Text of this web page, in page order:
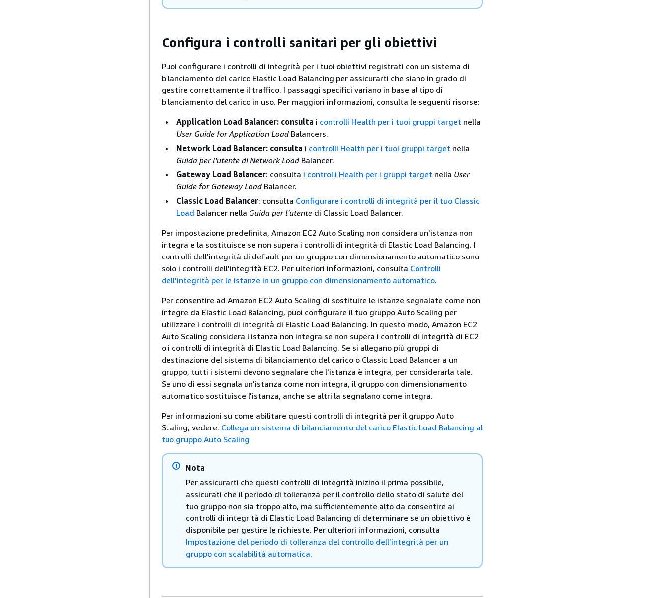
Configura i controlli sanitari per gli obiettivi
Puoi configurare i controlli di integrità per i tuoi obiettivi registrati con un sistema di
bilanciamento del carico Elastic Load Balancing per assicurarti che siano in grado di
gestire correttamente il traffico. I passaggi specifici variano in base al tipo di
bilanciamento del carico in uso. Per maggiori informazioni, consulta le seguenti risorse:
Application Load Balancer: consulta i controlli Health per i tuoi gruppi target nella
User Guide for Application Load Balancers.
Network Load Balancer: consulta i controlli Health per i tuoi gruppi target nella
Guida per l'utente di Network Load Balancer.
Gateway Load Balancer: consulta i controlli Health per i gruppi target nella User
Guide for Gateway Load Balancer.
Classic Load Balancer: consulta Configurare i controlli di integrità per il tuo Classic
Load Balancer nella Guida per l'utente di Classic Load Balancer.
Per impostazione predefinita, Amazon EC2 Auto Scaling non considera un'istanza non
integra e la sostituisce se non supera i controlli di integrità di Elastic Load Balancing. I
controlli dell'integrità di default per un gruppo con dimensionamento automatico sono
solo i controlli dell'integrità EC2. Per ulteriori informazioni, consulta Controlli
dell'integrità per le istanze in un gruppo con dimensionamento automatico.
Per consentire ad Amazon EC2 Auto Scaling di sostituire le istanze segnalate come non
integre da Elastic Load Balancing, puoi configurare il tuo gruppo Auto Scaling per
utilizzare i controlli di integrità di Elastic Load Balancing. In questo modo, Amazon EC2
Auto Scaling considera l'istanza non integra se non supera i controlli di integrità di EC2
o i controlli di integrità di Elastic Load Balancing. Se si allegano più gruppi di
destinazione del sistema di bilanciamento del carico o Classic Load Balancer a un
gruppo, tutti i sistemi devono segnalare che l'istanza è integra, per considerarla tale.
Se uno di essi segnala un'istanza come non integra, il gruppo con dimensionamento
automatico sostituisce l'istanza, anche se altri la segnalano come integra.
Per informazioni su come abilitare questi controlli di integrità per il gruppo Auto
Scaling, vedere. Collega un sistema di bilanciamento del carico Elastic Load Balancing al
tuo gruppo Auto Scaling
Nota
Per assicurarti che questi controlli di integrità inizino il prima possibile,
assicurati che il periodo di tolleranza per il controllo dello stato di salute del
tuo gruppo non sia troppo alto, ma sufficientemente alto da consentire ai
controlli di integrità di Elastic Load Balancing di determinare se un obiettivo è
disponibile per gestire le richieste. Per ulteriori informazioni, consulta
Impostazione del periodo di tolleranza del controllo dell'integrità per un
gruppo con scalabilità automatica.